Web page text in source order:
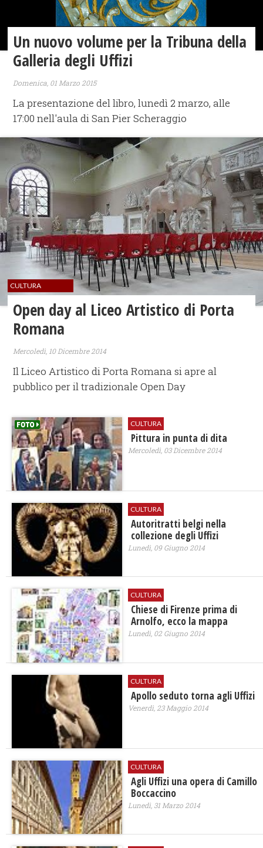
Un nuovo volume per la Tribuna della
Galleria degli Uffizi
Domenica, 01 Marzo 2015
La presentazione del libro, lunedì 2 marzo, alle
17:00 nell'aula di San Pier Scheraggio
CULTURA
Open day al Liceo Artistico di Porta
Romana
Mercoledì, 10 Dicembre 2014
Il Liceo Artistico di Porta Romana si apre al
pubblico per il tradizionale Open Day
CULTURA
Pittura in punta di dita
Mercoledì, 03 Dicembre 2014
CULTURA
Autoritratti belgi nella
collezione degli Uffizi
Lunedì, 09 Giugno 2014
CULTURA
Chiese di Firenze prima di
Arnolfo, ecco la mappa
Lunedì, 02 Giugno 2014
CULTURA
Apollo seduto torna agli Uffizi
Venerdì, 23 Maggio 2014
CULTURA
Agli Uffizi una opera di Camillo
Boccaccino
Lunedì, 31 Marzo 2014